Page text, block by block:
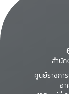
สำนั
ศูนย์ราชกา
อ